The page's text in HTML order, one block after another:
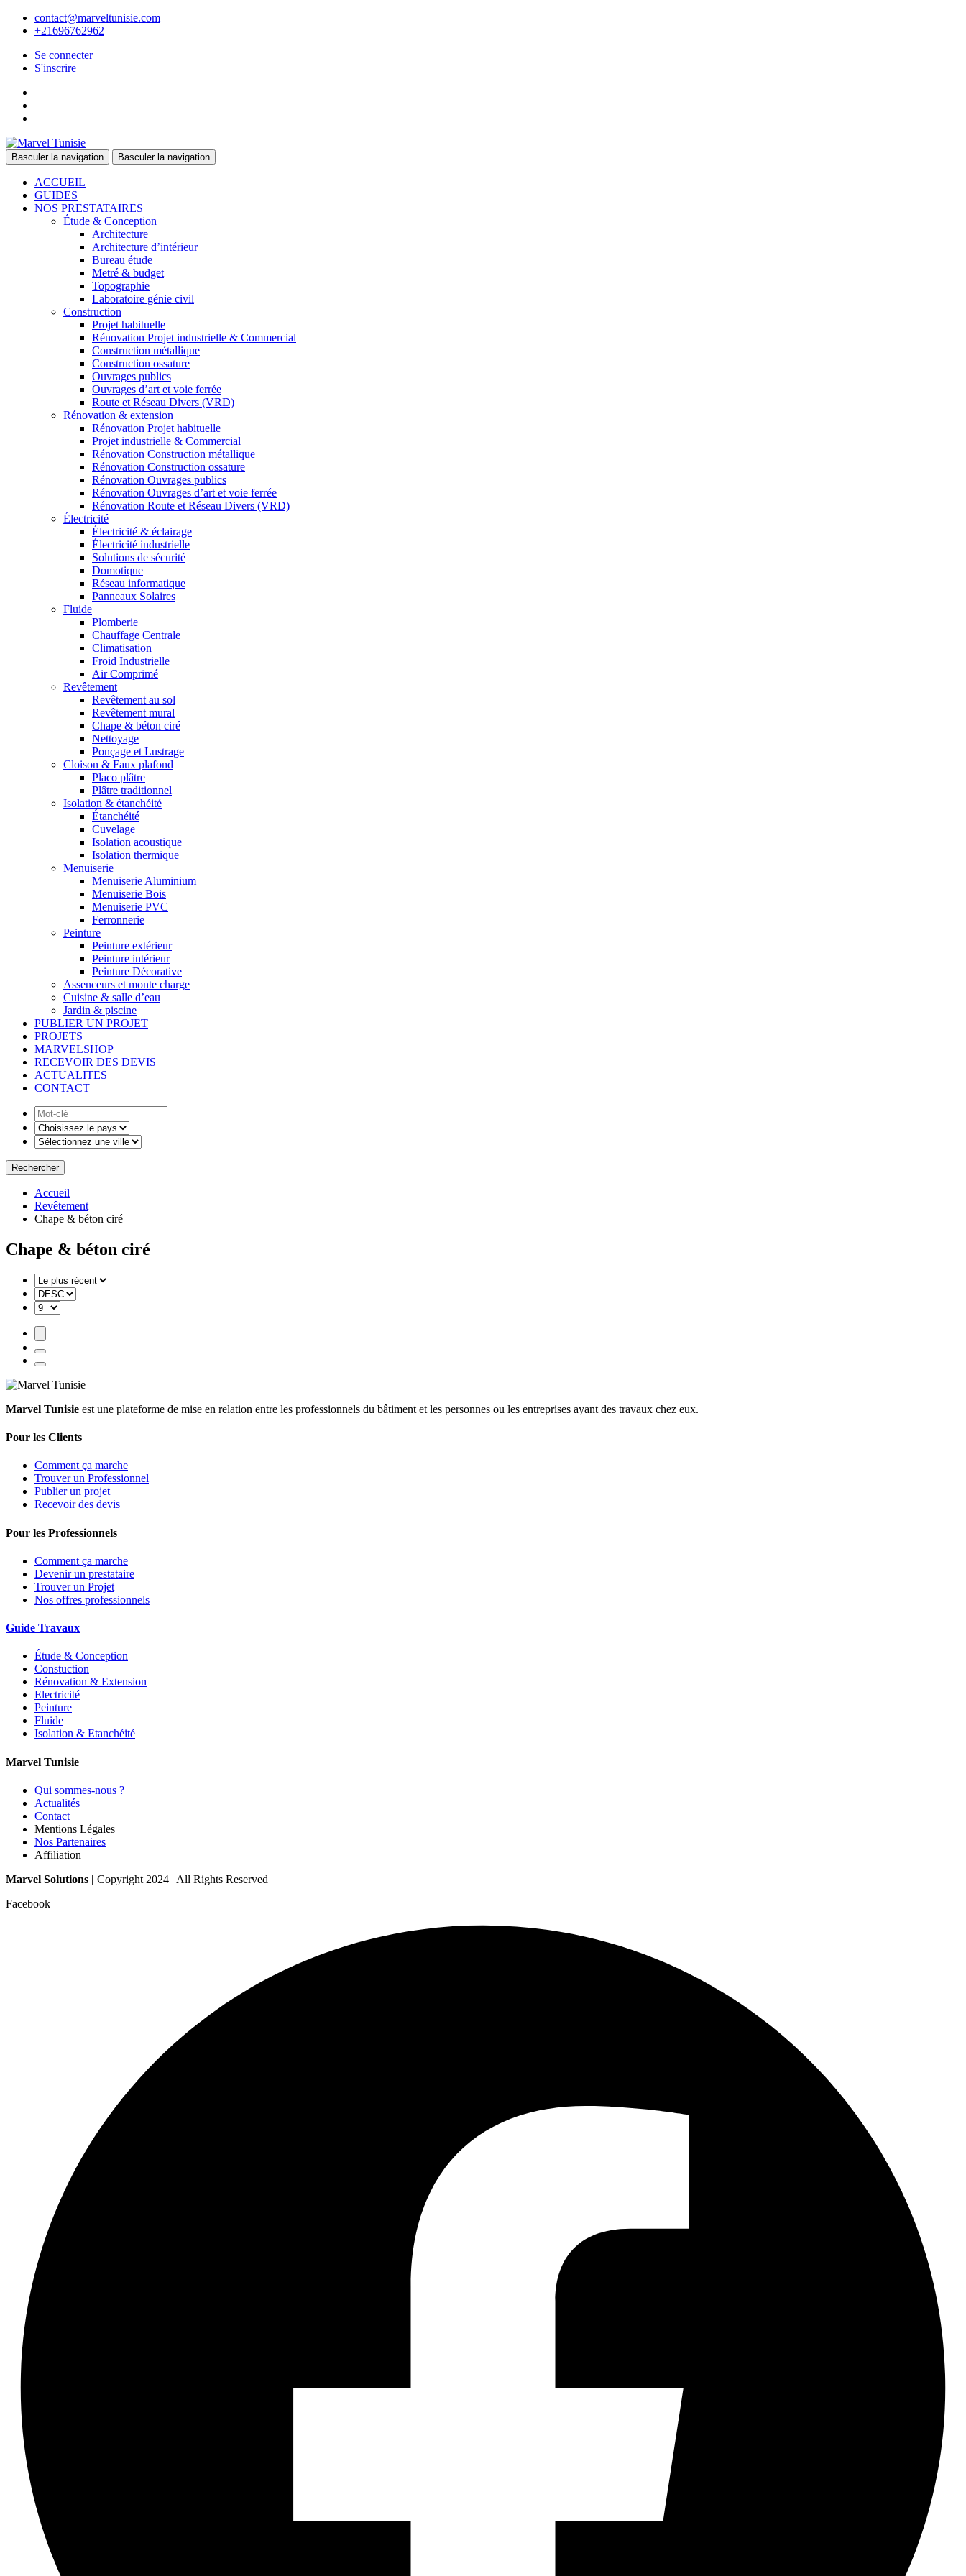
contact@marveltunisie.com
+21696762962
Se connecter
S'inscrire
Basculer la navigation Basculer la navigation
ACCUEIL
GUIDES
NOS PRESTATAIRES
Étude & Conception
Architecture
Architecture d’intérieur
Bureau étude
Metré & budget
Topographie
Laboratoire génie civil
Construction
Projet habituelle
Rénovation Projet industrielle & Commercial
Construction métallique
Construction ossature
Ouvrages publics
Ouvrages d’art et voie ferrée
Route et Réseau Divers (VRD)
Rénovation & extension
Rénovation Projet habituelle
Projet industrielle & Commercial
Rénovation Construction métallique
Rénovation Construction ossature
Rénovation Ouvrages publics
Rénovation Ouvrages d’art et voie ferrée
Rénovation Route et Réseau Divers (VRD)
Électricité
Électricité & éclairage
Électricité industrielle
Solutions de sécurité
Domotique
Réseau informatique
Panneaux Solaires
Fluide
Plomberie
Chauffage Centrale
Climatisation
Froid Industrielle
Air Comprimé
Revêtement
Revêtement au sol
Revêtement mural
Chape & béton ciré
Nettoyage
Ponçage et Lustrage
Cloison & Faux plafond
Placo plâtre
Plâtre traditionnel
Isolation & étanchéité
Étanchéité
Cuvelage
Isolation acoustique
Isolation thermique
Menuiserie
Menuiserie Aluminium
Menuiserie Bois
Menuiserie PVC
Ferronnerie
Peinture
Peinture extérieur
Peinture intérieur
Peinture Décorative
Assenceurs et monte charge
Cuisine & salle d’eau
Jardin & piscine
PUBLIER UN PROJET
PROJETS
MARVELSHOP
RECEVOIR DES DEVIS
ACTUALITES
CONTACT
Rechercher
Accueil
Revêtement
Chape & béton ciré
Chape & béton ciré
Marvel Tunisie est une plateforme de mise en relation entre les professionnels du bâtiment et les personnes ou les entreprises ayant des travaux chez eux.
Pour les Clients
Comment ça marche
Trouver un Professionnel
Publier un projet
Recevoir des devis
Pour les Professionnels
Comment ça marche
Devenir un prestataire
Trouver un Projet
Nos offres professionnels
Guide Travaux
Étude & Conception
Constuction
Rénovation & Extension
Electricité
Peinture
Fluide
Isolation & Etanchéité
Marvel Tunisie
Qui sommes-nous ?
Actualités
Contact
Mentions Légales
Nos Partenaires
Affiliation
Marvel Solutions | Copyright 2024 | All Rights Reserved
Facebook